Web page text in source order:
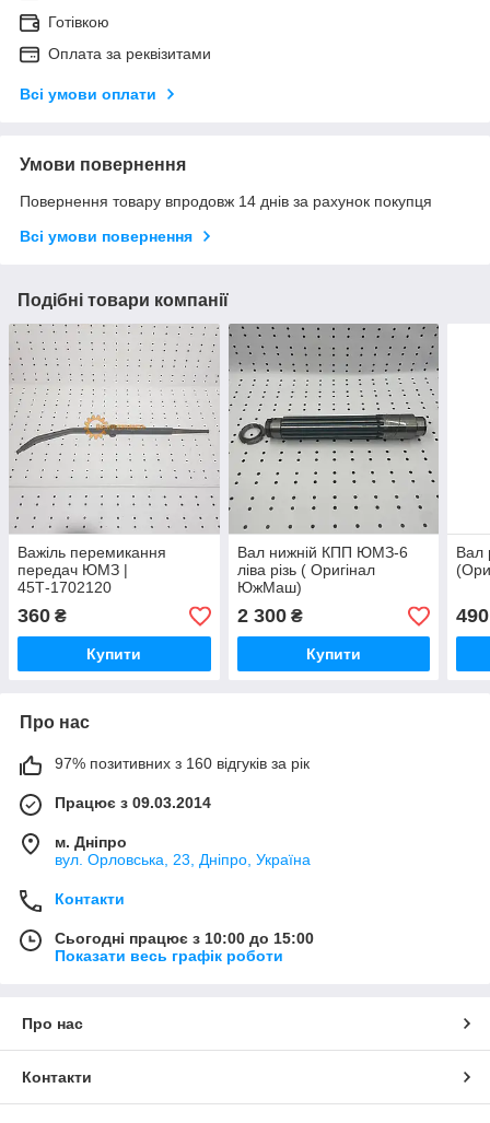
Готівкою
Оплата за реквізитами
Всі умови оплати
Умови повернення
Повернення товару впродовж 14 днів за рахунок покупця
Всі умови повернення
Подібні товари компанії
Важіль перемикання
передач ЮМЗ |
45Т-1702120
360 ₴
Купити
Вал нижній КПП ЮМЗ-6
ліва різь ( Оригінал
ЮжМаш)
2 300₴
Купити
Вал
490
Про нас
97% позитивних з 160 відгуків за рік
Працює з 09.03.2014
м. Дніпро
вул. Орловська, 23, Дніпро, Україна
Контакти
Сьогодні працює з 10:00 до 15:00
Показати весь графік роботи
Про нас
Контакти